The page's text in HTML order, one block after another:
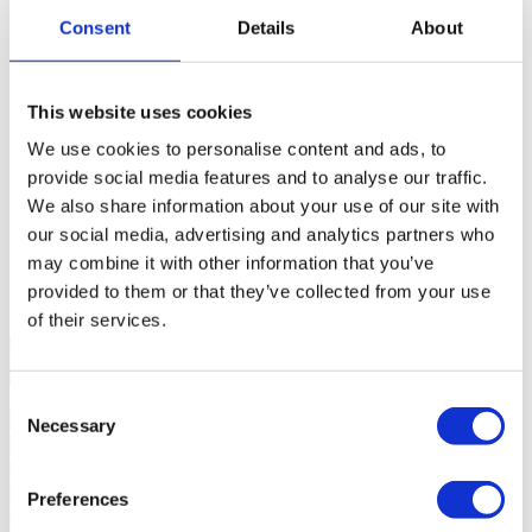
Consent Details About
This website uses cookies
We use cookies to personalise content and ads, to
provide social media features and to analyse our traffic.
We also share information about your use of our site with
our social media, advertising and analytics partners who
may combine it with other information that you’ve
provided to them or that they’ve collected from your use
of their services.
Selection
Necessary
Preferences
Precio de venta
1.975.000 €
PedaníaAlmancil
Superficie construida privada 322m²
Superficie construida 322m²
Superficie útil 0m²
Estado N/D
Exención en virtud del artículo 4 del DL nº 118/2013.
Contacte con nosotros +351 289 984 739*
¿Interesado?Concierte una visita o solicite más información.